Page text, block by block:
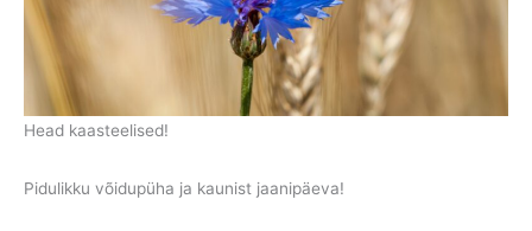
Head kaasteelised!
Pidulikku võidupüha ja kaunist jaanipäeva!